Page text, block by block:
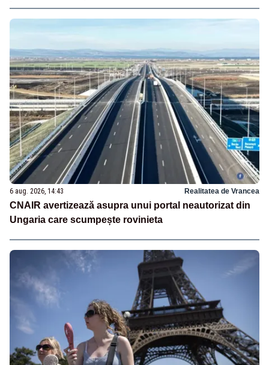
6 aug. 2026, 14:43 Realitatea de Vrancea
CNAIR avertizează asupra unui portal neautorizat din
Ungaria care scumpește rovinieta